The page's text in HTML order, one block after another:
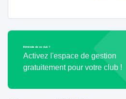
Bénévole de ce club ?
Activez l'espace de gestion
gratuitement pour votre club !